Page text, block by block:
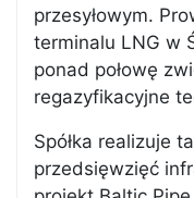
przesyłowym.
terminalu LNG w
ponad połowę
regazyfikacyjne
Spółka realizuje
przedsięwzięć